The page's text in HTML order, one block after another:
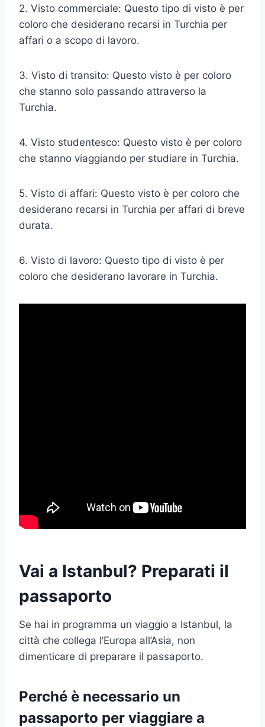
2. Visto commerciale: Questo tipo di visto è per
coloro che desiderano recarsi in Turchia per
affari o a scopo di lavoro.
3. Visto di transito: Questo visto è per coloro
che stanno solo passando attraverso la
Turchia.
4. Visto studentesco: Questo visto è per coloro
che stanno viaggiando per studiare in Turchia.
5. Visto di affari: Questo visto è per coloro che
desiderano recarsi in Turchia per affari di breve
durata.
6. Visto di lavoro: Questo tipo di visto è per
coloro che desiderano lavorare in Turchia.
Vai a Istanbul? Preparati il
passaporto
Se hai in programma un viaggio a Istanbul, la
città che collega l’Europa all’Asia, non
dimenticare di preparare il passaporto.
Perché è necessario un
passaporto per viaggiare a